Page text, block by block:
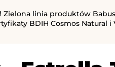
linia produktów
BDIH Cosmos Natural